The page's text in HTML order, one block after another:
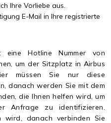
Ihre Vorliebe aus.
E-Mail in Ihre registrierte
Hotline Nummer von
um der Sitzplatz in Airbus
müssen Sie nur diese
danach werden Sie mit dem
die Ihnen helfen wird, um
Anfrage zu identifizieren.
wird, danach verbinden Sie